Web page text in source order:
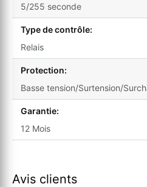
5/255 seconde
Type de contrôle:
Relais
Protection:
Basse tension/Surtension/
Garantie:
12 Mois
Avis clients